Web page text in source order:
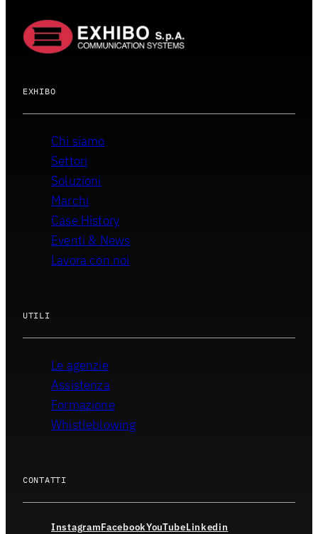
EXHIBO
Chi siamo
Settori
Soluzioni
Marchi
Case History
Eventi & News
Lavora con noi
UTILI
Le agenzie
Assistenza
Formazione
Whistleblowing
CONTATTI
InstagramFacebookYouTubeLinkedin